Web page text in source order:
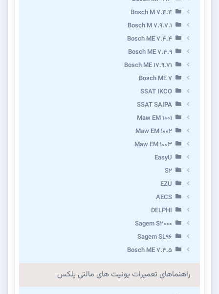
Bosch M 7.4.4
Bosch M 7.9.7.1
Bosch ME 7.4.4
Bosch ME 7.4.9
Bosch ME 17.9.71
Bosch ME 7
SSAT IKCO
SSAT SAIPA
Maw EM 1001
Maw EM 1002
Maw EM 1003
EasyU
S2
EZU
AECS
DELPHI
Sagem S2000
Sagem SL96
Bosch ME 7.4.5
راهنماهای تعمیرات یونیت های مالتی پلکس